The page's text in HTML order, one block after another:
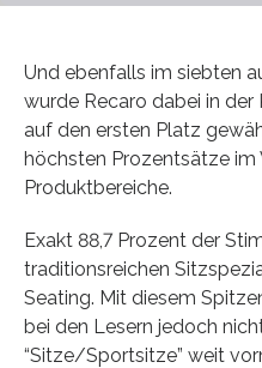
Und ebenfalls im siebten
wurde Recaro dabei in
auf den ersten Platz
höchsten Prozentsätze im
Produktbereiche.
Exakt 88,7 Prozent der
traditionsreichen
Seating. Mit diesem
bei den Lesern jedoch
“Sitze/Sportsitze” weit